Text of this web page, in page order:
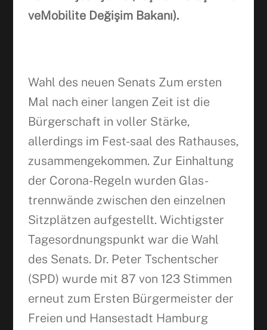
veMobilite Değişim Bakanı).
Wahl des neuen Senats Zum ersten
Mal nach einer langen Zeit ist die
Bürgerschaft in voller Stärke,
allerdings im Fest-saal des Rathauses,
zusammengekommen. Zur Einhaltung
der Corona-Regeln wurden Glas-
trennwände zwischen den einzelnen
Sitzplätzen aufgestellt. Wichtigster
Tagesordnungspunkt war die Wahl
des Senats. Dr. Peter Tschentscher
(SPD) wurde mit 87 von 123 Stimmen
erneut zum Ersten Bürgermeister der
Freien und Hansestadt Hamburg